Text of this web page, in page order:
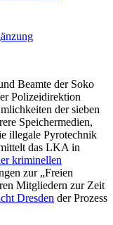
Beamte der Soko
Polizeidirektion
der sieben
Speichermedien,
illegale Pyrotechnik
das LKA in
kriminellen
zur „Freien
Mitgliedern zur Zeit
Dresden der Prozess